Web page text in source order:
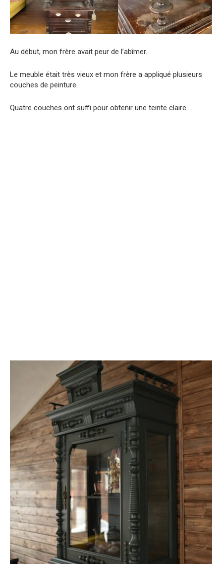
Au début, mon frère avait peur de l’abîmer.
Le meuble était très vieux et mon frère a appliqué plusieurs
couches de peinture.
Quatre couches ont suffi pour obtenir une teinte claire.